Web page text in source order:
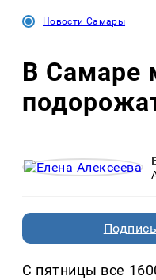
Новости Самары
В Самаре
С пятницы все